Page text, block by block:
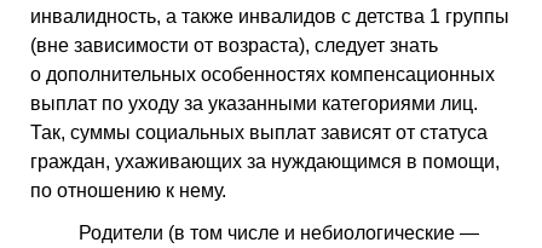
инвалидность, а также инвалидов с детства 1 группы
(вне зависимости от возраста), следует знать
о дополнительных особенностях компенсационных
выплат по уходу за указанными категориями лиц.
Так, суммы социальных выплат зависят от статуса
граждан, ухаживающих за нуждающимся в помощи,
по отношению к нему.
Родители (в том числе и небиологические —